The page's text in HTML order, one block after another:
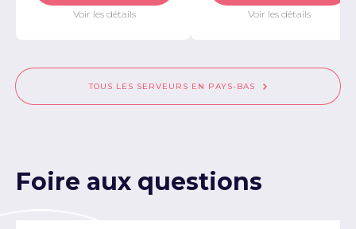
Voir les détails Voir les détails
TOUS LES SERVEURS EN PAYS-BAS
Foire aux questions